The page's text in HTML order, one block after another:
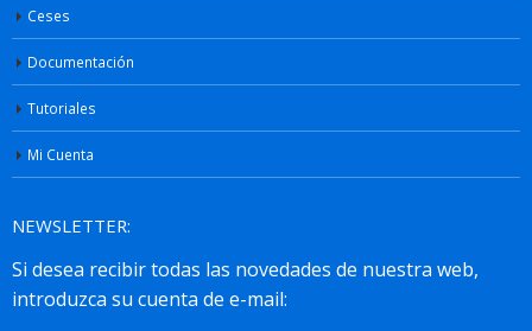
Ceses
Documentación
Tutoriales
Mi Cuenta
NEWSLETTER: